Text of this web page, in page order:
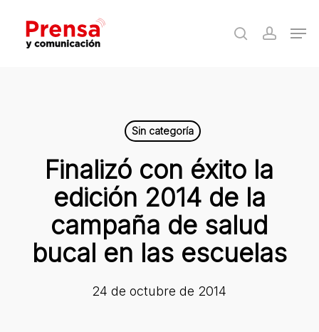
main
search
Sin categoría
Finalizó con éxito la
edición 2014 de la
campaña de salud
bucal en las escuelas
24 de octubre de 2014